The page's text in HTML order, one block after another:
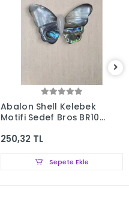
Abalon Shell Kelebek
Motifi Sedef Broş BR10-
250,32 TL
Sepete Ekle